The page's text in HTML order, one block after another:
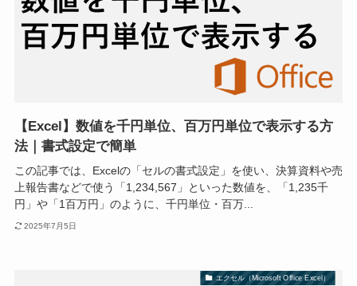
【Excel】数値を千円単位、百万円単位で表示する方
法｜書式設定で簡単
この記事では、Excelの「セルの書式設定」を使い、決算資料や売
上報告書などで使う「1,234,567」といった数値を、「1,235千
円」や「1百万円」のように、千円単位・百万...
2025年7月5日
エクセル（Microsoft Office Excel）